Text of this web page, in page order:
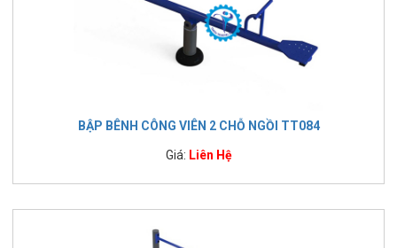
BẬP BÊNH CÔNG VIÊN 2 CHỖ NGỒI TT084
Giá: Liên Hệ